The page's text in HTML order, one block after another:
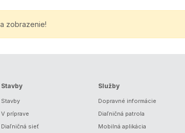
zobrazenie!
Stavby
Stavby
V príprave
Diaľničná sieť
Služby
Dopravné informácie
Diaľničná patrola
Mobilná aplikácia